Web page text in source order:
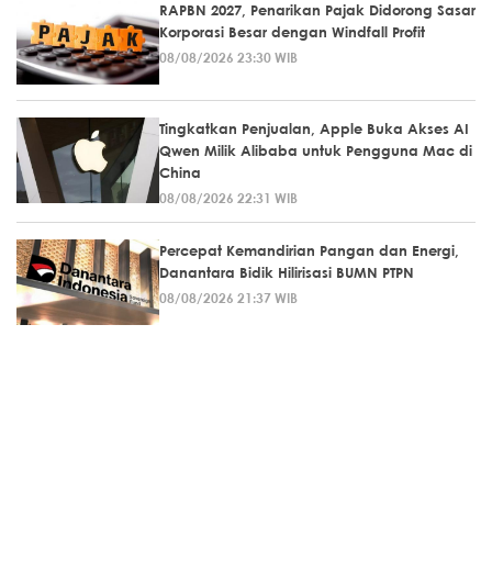
RAPBN 2027, Penarikan Pajak Didorong Sasar
Korporasi Besar dengan Windfall Profit
08/08/2026 23:30 WIB
Tingkatkan Penjualan, Apple Buka Akses AI
Qwen Milik Alibaba untuk Pengguna Mac di
China
08/08/2026 22:31 WIB
Percepat Kemandirian Pangan dan Energi,
Danantara Bidik Hilirisasi BUMN PTPN
08/08/2026 21:37 WIB